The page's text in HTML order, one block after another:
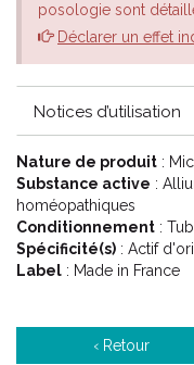
posologie sont
Déclarer un effet
Notices d’utilisation
Nature de produit :
Substance active :
homéopathiques
Conditionnement :
Spécificité(s) : Actif
Label : Made in France
‹ Retour